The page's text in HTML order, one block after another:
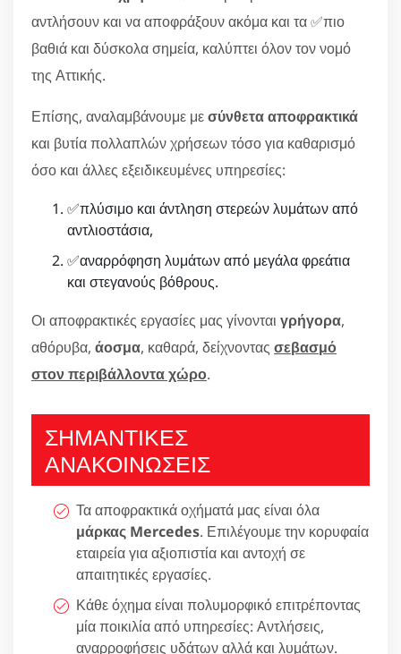
αντλήσουν και να αποφράξουν ακόμα και τα ✅πιο
βαθιά και δύσκολα σημεία, καλύπτει όλον τον νομό
της Αττικής.
Επίσης, αναλαμβάνουμε μεσύνθετα αποφρακτικά
και βυτία πολλαπλών χρήσεων τόσο για καθαρισμό
όσο και άλλες εξειδικευμένες υπηρεσίες:
✅πλύσιμο και άντληση στερεών λυμάτων από
αντλιοστάσια,
✅αναρρόφηση λυμάτων από μεγάλα φρεάτια
και στεγανούς βόθρους.
Οι αποφρακτικές εργασίες μας γίνονται γρήγορα,
αθόρυβα, άοσμα, καθαρά, δείχνοντας σεβασμό
στον περιβάλλοντα χώρο.
ΣΗΜΑΝΤΙΚΕΣ
ΑΝΑΚΟΙΝΩΣΕΙΣ
Τα αποφρακτικά οχήματά μας είναι όλα
μάρκας Mercedes. Επιλέγουμε την κορυφαία
εταιρεία για αξιοπιστία και αντοχή σε
απαιτητικές εργασίες.
Κάθε όχημα είναι πολυμορφικό επιτρέποντας
μία ποικιλία από υπηρεσίες: Αντλήσεις,
αναρροφήσεις υδάτων αλλά και λυμάτων.